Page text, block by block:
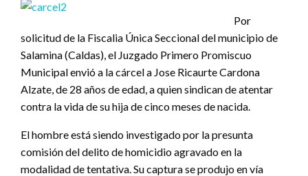
Por
solicitud de la Fiscalia Única Seccional del municipio de
Salamina (Caldas), el Juzgado Primero Promiscuo
Municipal envió a la cárcel a Jose Ricaurte Cardona
Alzate, de 28 años de edad, a quien sindican de atentar
contra la vida de su hija de cinco meses de nacida.
El hombre está siendo investigado por la presunta
comisión del delito de homicidio agravado en la
modalidad de tentativa. Su captura se produjo en vía